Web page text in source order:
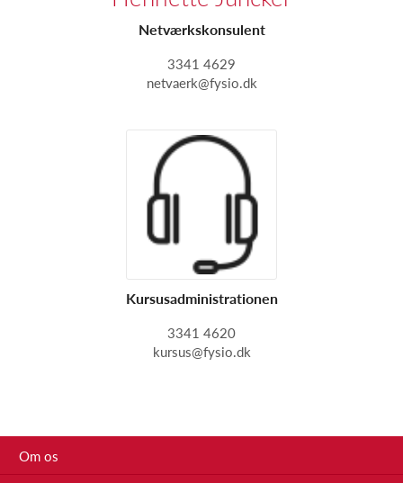
Netværkskonsulent
3341 4629
netvaerk@fysio.dk
Kursusadministrationen
3341 4620
kursus@fysio.dk
Om os